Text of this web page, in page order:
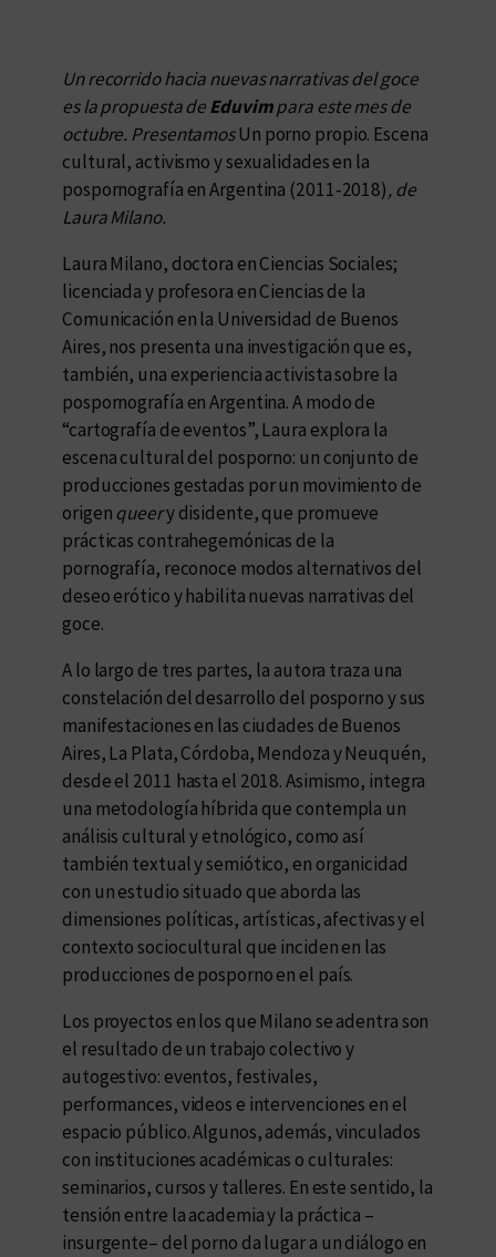
Un recorrido hacia nuevas narrativas del goce
es la propuesta deEduvimpara este mes de
octubre. PresentamosUn porno propio. Escena
cultural, activismo y sexualidades en la
pospornografía en Argentina (2011-2018), de
Laura Milano.
Laura Milano, doctora en Ciencias Sociales;
licenciada y profesora en Ciencias de la
Comunicación en la Universidad de Buenos
Aires, nos presenta una investigación que es,
también, una experiencia activista sobre la
pospornografía en Argentina. A modo de
“cartografía de eventos”, Laura explora la
escena cultural del posporno: un conjunto de
producciones gestadas por un movimiento de
origenqueery disidente, que promueve
prácticas contrahegemónicas de la
pornografía, reconoce modos alternativos del
deseo erótico y habilita nuevas narrativas del
goce.
A lo largo de tres partes, la autora traza una
constelación del desarrollo del posporno y sus
manifestaciones en las ciudades de Buenos
Aires, La Plata, Córdoba, Mendoza y Neuquén,
desde el 2011 hasta el 2018. Asimismo, integra
una metodología híbrida que contempla un
análisis cultural y etnológico, como así
también textual y semiótico, en organicidad
con un estudio situado que aborda las
dimensiones políticas, artísticas, afectivas y el
contexto sociocultural que inciden en las
producciones de posporno en el país.
Los proyectos en los que Milano se adentra son
el resultado de un trabajo colectivo y
autogestivo: eventos, festivales,
performances, videos e intervenciones en el
espacio público. Algunos, además, vinculados
con instituciones académicas o culturales:
seminarios, cursos y talleres. En este sentido, la
tensión entre la academia y la práctica –
insurgente– del porno da lugar a un diálogo en